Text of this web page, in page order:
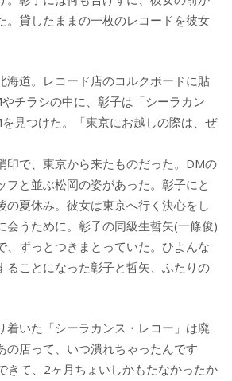
。貸したままの一枚のレコードを彼女
海道。レコード店のコルクボードに貼
チラシの中に、彰子は「シーラカン
見つけた。「東京にお越しの際は、ぜ
印で、東京から来たものだった。DMの
フと並ぶ松岡の姿があった。彰子にと
の夏休み。彼女は東京へ行く決心をし
会うために。彰子の同級生哲矢(一條俊)
、ずっとつきまとっていた。ひよんな
ることになった彰子と哲矢、ふたりの
着いた「シーラカンス・レコー」は廃
の店って、いつ潰れちゃったんです
きて、2ヶ月ちょいしかもたなかったか